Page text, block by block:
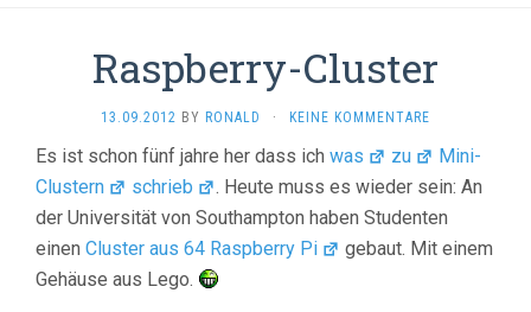
Raspberry-Cluster
13.09.2012 BY RONALD · KEINE KOMMENTARE
Es ist schon fünf jahre her dass ich was zu
Mini-
Clustern
schrieb
. Heute muss es wieder sein: An
der Universität von Southampton haben Studenten
einen Cluster aus 64 Raspberry Pi
gebaut. Mit einem
Gehäuse aus Lego.